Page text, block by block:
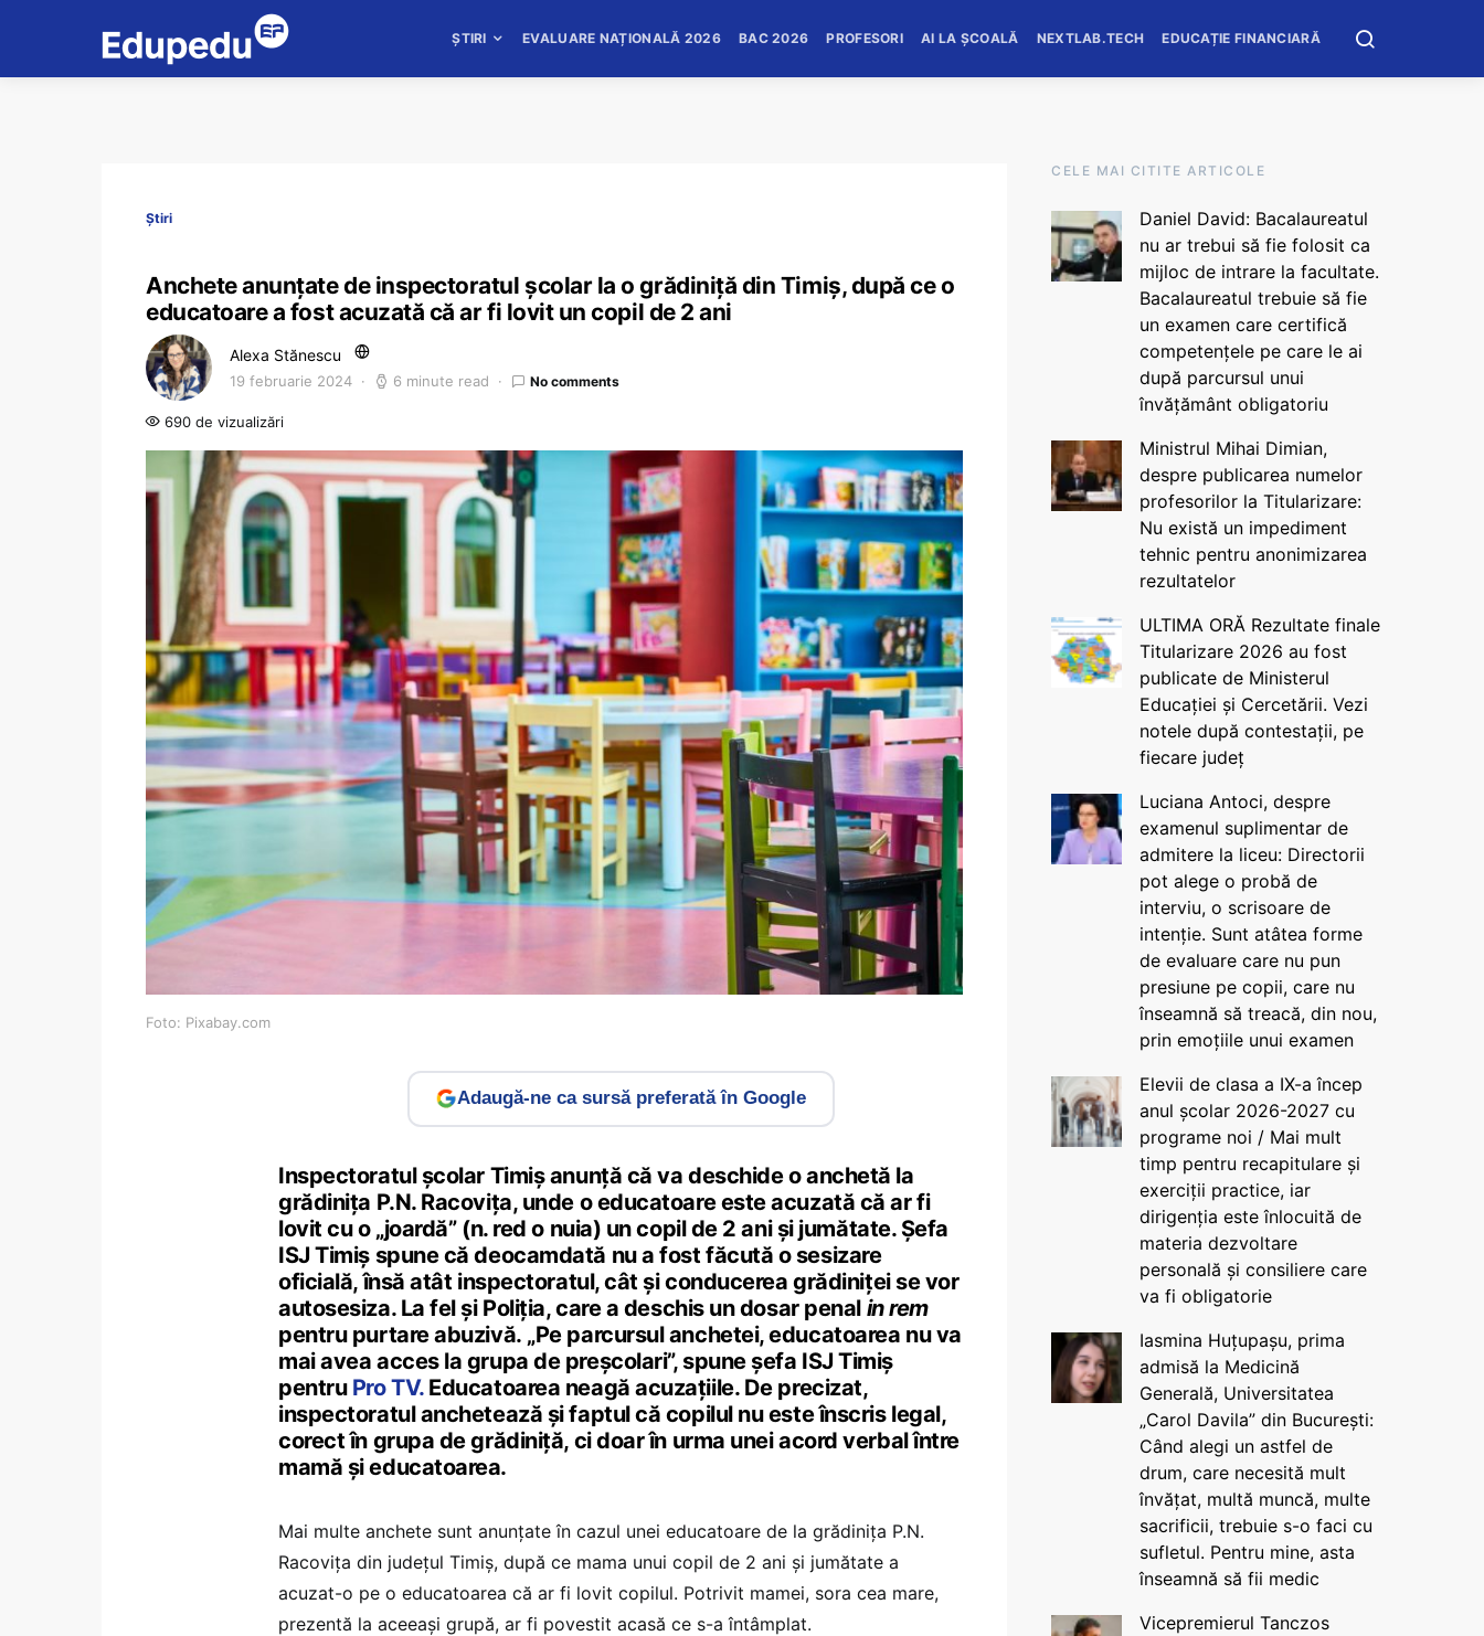
ȘTIRI EVALUARE NAȚIONALĂ 2026 BAC 2026 PROFESORI AI LA ȘCOALĂ NEXTLAB.TECH EDUCAȚIE FINANCIARĂ
Știri
Anchete anunțate de inspectoratul școlar la o grădiniță din Timiș, după ce o
educatoare a fost acuzată că ar fi lovit un copil de 2 ani
Alexa Stănescu
19 februarie 2024 6 minute read No comments
690 de vizualizări
Foto: Pixabay.com
Adaugă-ne ca sursă preferată în Google
Inspectoratul școlar Timiș anunță că va deschide o anchetă la
grădinița P.N. Racovița, unde o educatoare este acuzată că ar fi
lovit cu o „joardă” (n. red o nuia) un copil de 2 ani și jumătate. Șefa
ISJ Timiș spune că deocamdată nu a fost făcută o sesizare
oficială, însă atât inspectoratul, cât și conducerea grădiniței se vor
autosesiza. La fel și Poliția, care a deschis un dosar penal in rem
pentru purtare abuzivă. „Pe parcursul anchetei, educatoarea nu va
mai avea acces la grupa de preșcolari”, spune șefa ISJ Timiș
pentruPro TV.Educatoarea neagă acuzațiile. De precizat,
inspectoratul anchetează și faptul că copilul nu este înscris legal,
corect în grupa de grădiniță, ci doar în urma unei acord verbal între
mamă și educatoarea.
Mai multe anchete sunt anunțate în cazul unei educatoare de la grădinița P.N.
Racovița din județul Timiș, după ce mama unui copil de 2 ani și jumătate a
acuzat-o pe o educatoarea că ar fi lovit copilul. Potrivit mamei, sora cea mare,
prezentă la aceeași grupă, ar fi povestit acasă ce s-a întâmplat.
CELE MAI CITITE ARTICOLE
Daniel David: Bacalaureatul
nu ar trebui să fie folosit ca
mijloc de intrare la facultate.
Bacalaureatul trebuie să fie
un examen care certifică
competențele pe care le ai
după parcursul unui
învățământ obligatoriu
Ministrul Mihai Dimian,
despre publicarea numelor
profesorilor la Titularizare:
Nu există un impediment
tehnic pentru anonimizarea
rezultatelor
ULTIMA ORĂ Rezultate finale
Titularizare 2026 au fost
publicate de Ministerul
Educației și Cercetării. Vezi
notele după contestații, pe
fiecare județ
Luciana Antoci, despre
examenul suplimentar de
admitere la liceu: Directorii
pot alege o probă de
interviu, o scrisoare de
intenție. Sunt atâtea forme
de evaluare care nu pun
presiune pe copii, care nu
înseamnă să treacă, din nou,
prin emoțiile unui examen
Elevii de clasa a IX-a încep
anul școlar 2026-2027 cu
programe noi / Mai mult
timp pentru recapitulare și
exerciții practice, iar
dirigenția este înlocuită de
materia dezvoltare
personală și consiliere care
va fi obligatorie
Iasmina Huțupașu, prima
admisă la Medicină
Generală, Universitatea
„Carol Davila” din București:
Când alegi un astfel de
drum, care necesită mult
învățat, multă muncă, multe
sacrificii, trebuie s-o faci cu
sufletul. Pentru mine, asta
înseamnă să fii medic
Vicepremierul Tanczos